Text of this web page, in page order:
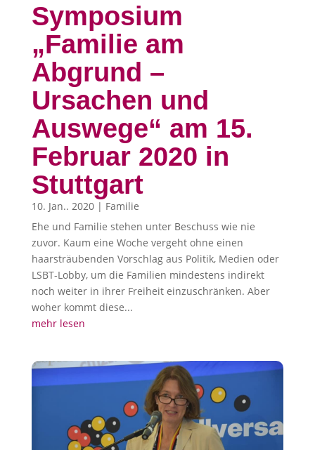
Symposium
„Familie am
Abgrund –
Ursachen und
Auswege“ am 15.
Februar 2020 in
Stuttgart
10. Jan.. 2020| Familie
Ehe und Familie stehen unter Beschuss wie nie
zuvor. Kaum eine Woche vergeht ohne einen
haarsträubenden Vorschlag aus Politik, Medien oder
LSBT-Lobby, um die Familien mindestens indirekt
noch weiter in ihrer Freiheit einzuschränken. Aber
woher kommt diese...
mehr lesen